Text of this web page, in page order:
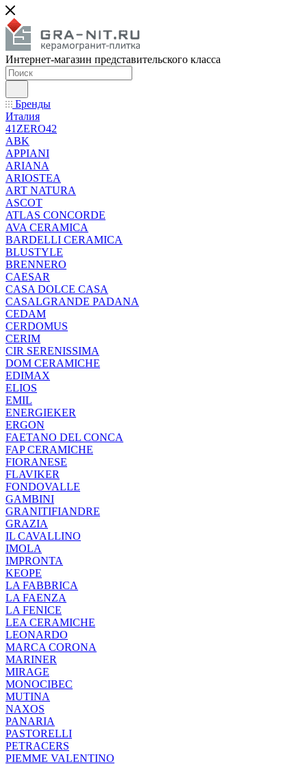
Интернет-магазин представительского класса
Бренды
Италия
41ZERO42
ABK
APPIANI
ARIANA
ARIOSTEA
ART NATURA
ASCOT
ATLAS CONCORDE
AVA CERAMICA
BARDELLI CERAMICA
BLUSTYLE
BRENNERO
CAESAR
CASA DOLCE CASA
CASALGRANDE PADANA
CEDAM
CERDOMUS
CERIM
CIR SERENISSIMA
DOM CERAMICHE
EDIMAX
ELIOS
EMIL
ENERGIEKER
ERGON
FAETANO DEL CONCA
FAP CERAMICHE
FIORANESE
FLAVIKER
FONDOVALLE
GAMBINI
GRANITIFIANDRE
GRAZIA
IL CAVALLINO
IMOLA
IMPRONTA
KEOPE
LA FABBRICA
LA FAENZA
LA FENICE
LEA CERAMICHE
LEONARDO
MARCA CORONA
MARINER
MIRAGE
MONOCIBEC
MUTINA
NAXOS
PANARIA
PASTORELLI
PETRACERS
PIEMME VALENTINO